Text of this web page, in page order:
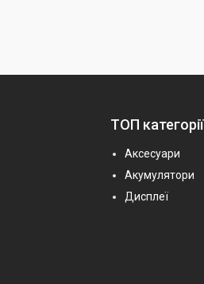
ТОП категорії
Аксесуари
Акумулятори
Дисплеї